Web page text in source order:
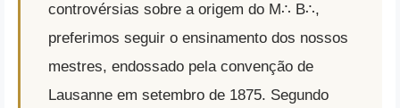
controvérsias sobre a origem do M∴ B∴,
preferimos seguir o ensinamento dos nossos
mestres, endossado pela convenção de
Lausanne em setembro de 1875. Segundo